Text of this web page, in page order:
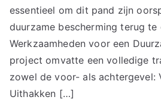
essentieel om dit pand zijn
duurzame bescherming terug
Werkzaamheden voor een
project omvatte een volledige
zowel de voor- als achtergevel:
Uithakken […]